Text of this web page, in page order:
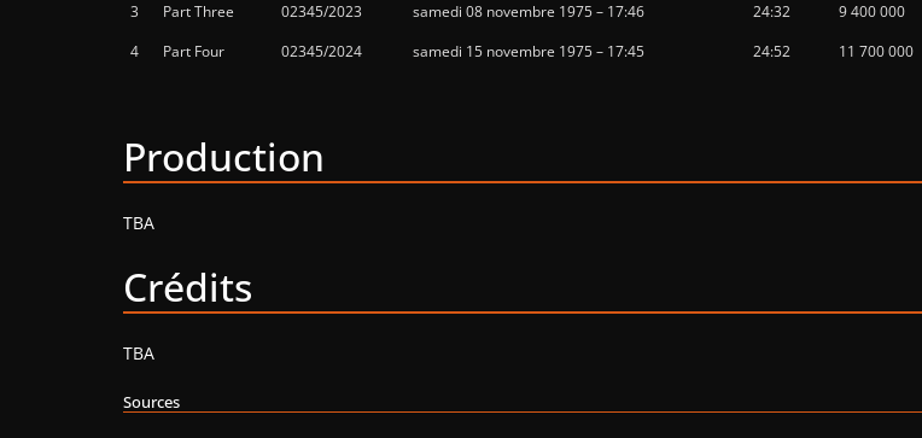
3
Part Three 02345/2023 samedi 08 novembre 1975 – 17:46 24:32 9 400 000
4
Part Four 02345/2024 samedi 15 novembre 1975 – 17:45 24:52 11 700 000
Production
TBA
Crédits
TBA
Sources